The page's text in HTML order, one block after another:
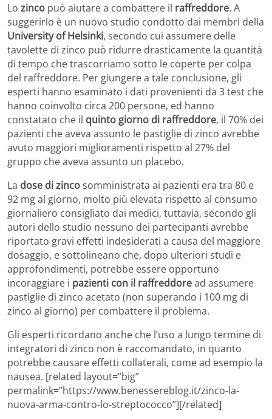
Lo zinco può aiutare a combattere il raffreddore. A
suggerirlo è un nuovo studio condotto dai membri della
University of Helsinki, secondo cui assumere delle
tavolette di zinco può ridurre drasticamente la quantità
di tempo che trascorriamo sotto le coperte per colpa
del raffreddore. Per giungere a tale conclusione, gli
esperti hanno esaminato i dati provenienti da 3 test che
hanno coinvolto circa 200 persone, ed hanno
constatato che il quinto giorno di raffreddore, il 70% dei
pazienti che aveva assunto le pastiglie di zinco avrebbe
avuto maggiori miglioramenti rispetto al 27% del
gruppo che aveva assunto un placebo.
La dose di zincosomministrata ai pazienti era tra 80 e
92 mg al giorno, molto più elevata rispetto al consumo
giornaliero consigliato dai medici, tuttavia, secondo gli
autori dello studio nessuno dei partecipanti avrebbe
riportato gravi effetti indesiderati a causa del maggiore
dosaggio, e sottolineano che, dopo ulteriori studi e
approfondimenti, potrebbe essere opportuno
incoraggiare i pazienti con il raffreddoread assumere
pastiglie di zinco acetato (non superando i 100 mg di
zinco al giorno) per combattere il problema.
Gli esperti ricordano anche che l’uso a lungo termine di
integratori di zinco non è raccomandato, in quanto
potrebbe causare effetti collaterali, come ad esempio la
nausea. [related layout=”big”
permalink=”https://www.benessereblog.it/zinco-la-
nuova-arma-contro-lo-streptococco”][/related]